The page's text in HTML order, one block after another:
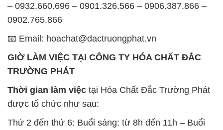
– 0932.660.696 – 0901.326.566 – 0906.387.866 –
0902.765.866
📧 Email: hoachat@dactruongphat.vn
GIỜ LÀM VIỆC TẠI CÔNG TY HÓA CHẤT ĐẮC
TRƯỜNG PHÁT
Thời gian làm việc tại Hóa Chất Đắc Trường Phát
được tổ chức như sau:
Thứ 2 đến thứ 6: Buổi sáng: từ 8h đến 11h – Buổi